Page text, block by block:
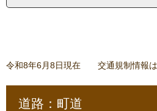
令和8年6月8日現在 交通規制情報は
道路：町道